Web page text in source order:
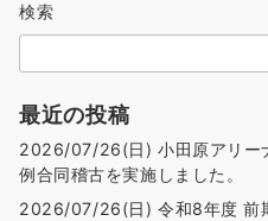
検索
最近の投稿
2026/07/26(日) 小田原アリー
例合同稽古を実施しました。
2026/07/26(日) 令和8年度 前